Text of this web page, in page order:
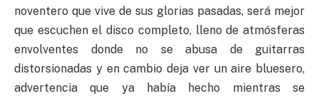
noventero que vive de sus glorias pasadas, será mejor
que escuchen el disco completo, lleno de atmósferas
envolventes donde no se abusa de guitarras
distorsionadas y en cambio deja ver un aire bluesero,
advertencia que ya había hecho mientras se